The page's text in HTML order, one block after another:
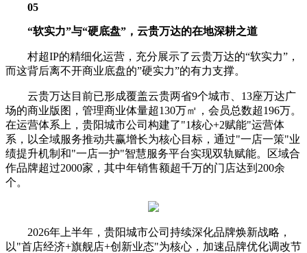
05
“软实力”与“硬底盘”，云贵万达的在地深耕之道
村超IP的精细化运营，充分展示了云贵万达的“软实力”，
而这背后离不开商业底盘的”硬实力”的有力支撑。
云贵万达目前已形成覆盖云贵两省9个城市、13座万达广
场的商业版图，管理商业体量超130万㎡，会员总数超196万。
在运营体系上，贵阳城市公司构建了"1核心+2赋能"运营体
系，以全域服务推动共赢增长为核心目标，通过"一店一策"业
绩提升机制和"一店一护"智慧服务平台实现双轨赋能。区域合
作品牌超过2000家，其中年销售额超千万的门店达到200余
个。
2026年上半年，贵阳城市公司持续深化品牌焕新战略，
以"首店经济+旗舰店+创新业态"为核心，加速品牌优化调改节